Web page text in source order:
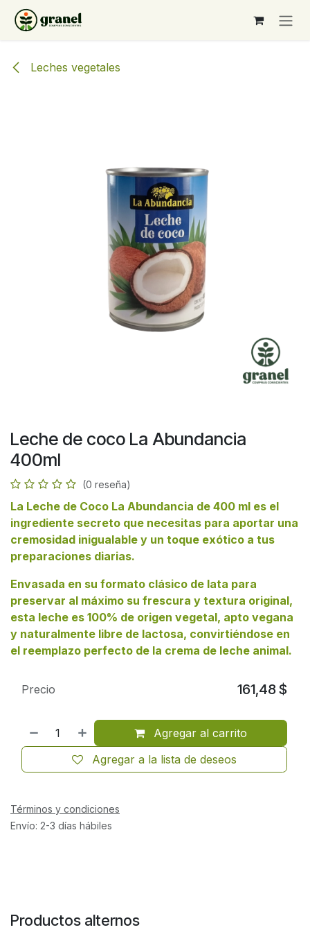
Ir al contenido
Leches vegetales
Leche de coco La Abundancia
400ml
(0 reseña)
La Leche de Coco La Abundancia de 400 ml es el
ingrediente secreto que necesitas para aportar una
cremosidad inigualable y un toque exótico a tus
preparaciones diarias.
Envasada en su formato clásico de lata para
preservar al máximo su frescura y textura original,
esta leche es 100% de origen vegetal, apto vegana
y naturalmente libre de lactosa, convirtiéndose en
el reemplazo perfecto de la crema de leche animal.
Agregar al carrito
Agregar a la lista de deseos
Precio 161,48$
Términos y condiciones
Envío: 2-3 días hábiles
Productos alternos